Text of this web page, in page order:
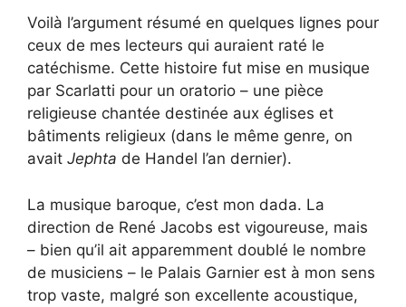
Voilà l’argument résumé en quelques lignes pour
ceux de mes lecteurs qui auraient raté le
catéchisme. Cette histoire fut mise en musique
par Scarlatti pour un oratorio – une pièce
religieuse chantée destinée aux églises et
bâtiments religieux (dans le même genre, on
avait Jephta de Handel l’an dernier).
La musique baroque, c’est mon dada. La
direction de René Jacobs est vigoureuse, mais
– bien qu’il ait apparemment doublé le nombre
de musiciens – le Palais Garnier est à mon sens
trop vaste, malgré son excellente acoustique,